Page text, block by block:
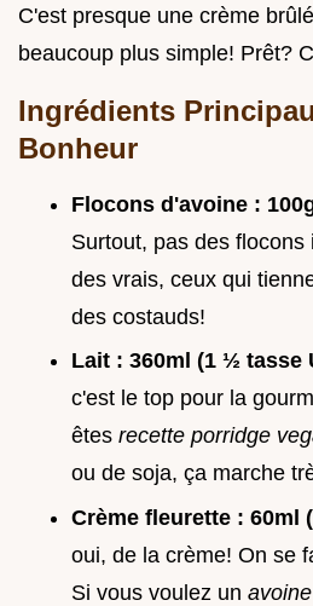
C'est presque une crème
beaucoup plus simple! Prêt?
Ingrédients
Bonheur
Flocons d'avoine :
Surtout, pas des
des vrais, ceux qui
des costauds!
Lait : 360ml (1 ½ tasse
c'est le top pour la
êtes recette porridge
ou de soja, ça marche
Crème fleurette : 60ml
oui, de la crème! On se
Si vous voulez un